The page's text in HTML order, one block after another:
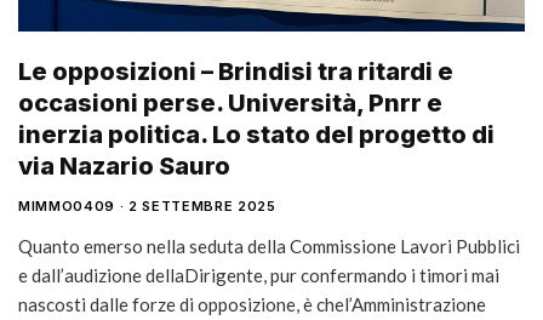
Le opposizioni – Brindisi tra ritardi e
occasioni perse. Università, Pnrr e
inerzia politica. Lo stato del progetto di
via Nazario Sauro
MIMMO0409 2 SETTEMBRE 2025
Quanto emerso nella seduta della Commissione Lavori Pubblici
e dall’audizione dellaDirigente, pur confermando i timori mai
nascosti dalle forze di opposizione, è chel’Amministrazione